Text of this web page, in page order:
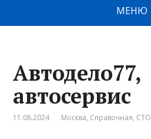
МЕНЮ
Автодело77,
автосервис
11.08.2024 Москва, Справочная, СТО